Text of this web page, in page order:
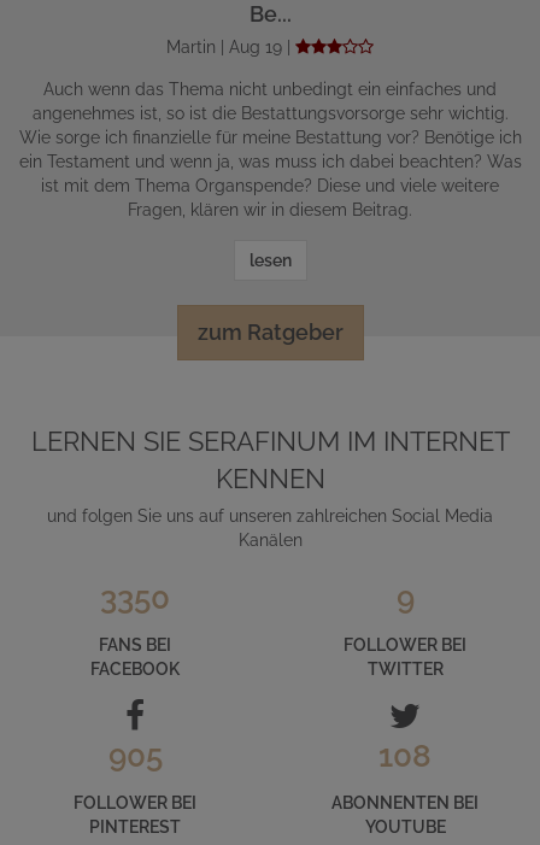
Be...
Martin | Aug 19 |
Auch wenn das Thema nicht unbedingt ein einfaches und
angenehmes ist, so ist die Bestattungsvorsorge sehr wichtig.
Wie sorge ich finanzielle für meine Bestattung vor? Benötige ich
ein Testament und wenn ja, was muss ich dabei beachten? Was
ist mit dem Thema Organspende? Diese und viele weitere
Fragen, klären wir in diesem Beitrag.
lesen
zum Ratgeber
LERNEN SIE SERAFINUM IM INTERNET
KENNEN
und folgen Sie uns auf unseren zahlreichen Social Media
Kanälen
3350
FANS BEI
FACEBOOK
9
FOLLOWER BEI
TWITTER
905
FOLLOWER BEI
PINTEREST
108
ABONNENTEN BEI
YOUTUBE